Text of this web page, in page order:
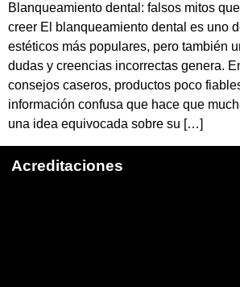
Blanqueamiento dental: falsos mitos
creer El blanqueamiento dental es uno
estéticos más populares, pero también
dudas y creencias incorrectas genera.
consejos caseros, productos poco
información confusa que hace que
una idea equivocada sobre su […]
Acreditaciones